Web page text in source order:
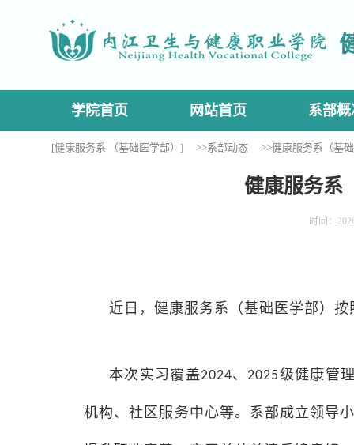
学院首页 网站首页 系部概
[健康服务系 （基础医学部）] >>系部动态 >>健康服务系（基
健康服务系
时间：
近日，健康服务系（基础医学部） 按
本次实习覆盖2024、2025级健康管
机构、社区服务中心等。系部成立领导